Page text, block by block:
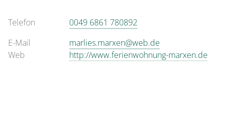
Telefon
0049 6861 780892
E-Mail
marlies.marxen@web.de
Web
http://www.ferienwohnung-marxen.de